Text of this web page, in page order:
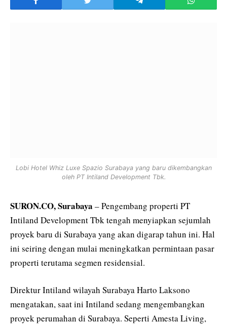
Lobi Hotel Whiz Luxe Spazio Surabaya yang baru dikembangkan
oleh PT Intiland Development Tbk.
SURON.CO, Surabaya – Pengembang properti PT
Intiland Development Tbk tengah menyiapkan sejumlah
proyek baru di Surabaya yang akan digarap tahun ini. Hal
ini seiring dengan mulai meningkatkan permintaan pasar
properti terutama segmen residensial.
Direktur Intiland wilayah Surabaya Harto Laksono
mengatakan, saat ini Intiland sedang mengembangkan
proyek perumahan di Surabaya. Seperti Amesta Living,